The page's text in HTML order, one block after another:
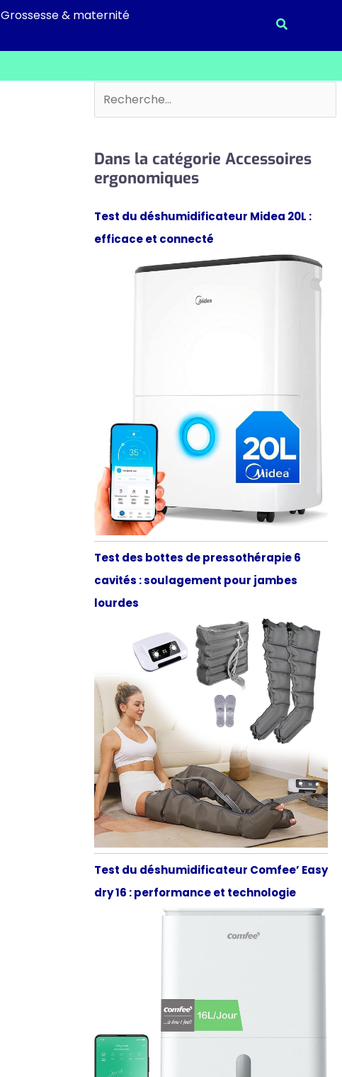
Grossesse & maternité
Rechercher
Dans la catégorie Accessoires
ergonomiques
Test du déshumidificateur Midea 20L :
efficace et connecté
Test des bottes de pressothérapie 6
cavités : soulagement pour jambes
lourdes
Test du déshumidificateur Comfee’ Easy
dry 16 : performance et technologie